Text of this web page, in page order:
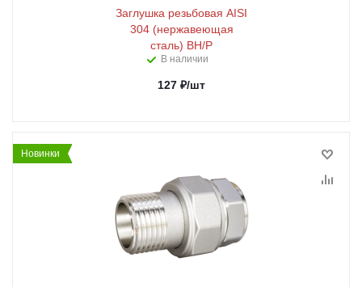
Заглушка резьбовая AISI
304 (нержавеющая
сталь) ВН/Р
В наличии
127 ₽/шт
Новинки